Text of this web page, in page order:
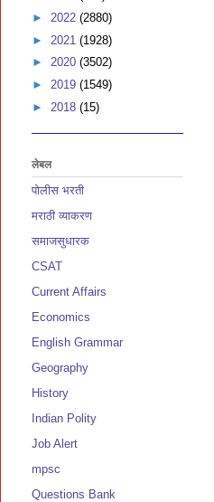
► 2022 (2880)
► 2021 (1928)
► 2020 (3502)
► 2019 (1549)
► 2018 (15)
लेबल
पोलीस भरती
मराठी व्याकरण
समाजसुधारक
CSAT
Current Affairs
Economics
English Grammar
Geography
History
Indian Polity
Job Alert
mpsc
Questions Bank